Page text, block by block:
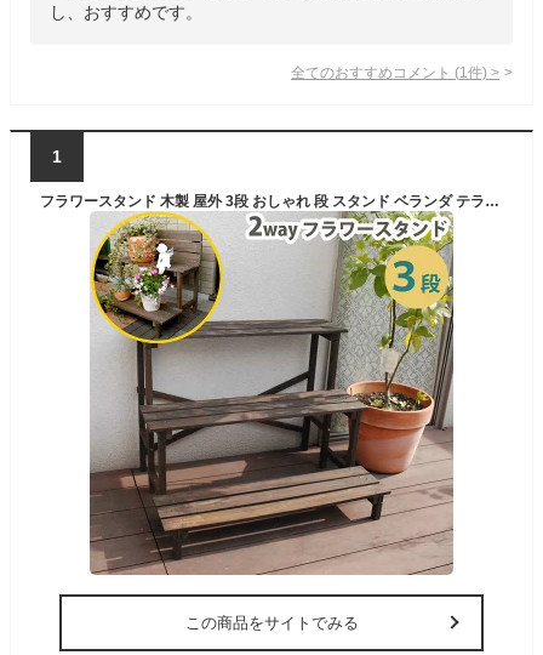
し、おすすめです。
全てのおすすめコメント (1 件) >
1
フラワースタンド 木製 屋外 3段 おしゃれ 段 スタンド ベランダ テラス ガーデニング ステップ台 縁台 ベンチ 踏み台 花台 プランターラック 段差解消 段差 ステップ 玄関 ベランダ 通販 プランター ラック ガーデンラック 木 フラワーラック
この商品をサイトでみる